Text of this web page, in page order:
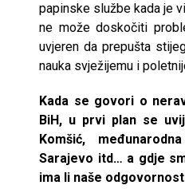
papinske službe kada je
ne može doskočiti
uvjeren da prepušta
nauka svježijemu i
Kada se govori o
BiH, u prvi plan se
Komšić,
Sarajevo itd… a gdje
ima li naše